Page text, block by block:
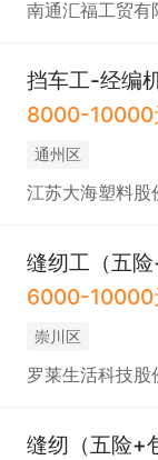
南通汇福工贸有
挡车工-经编
8000-10000
通州区
江苏大海塑料股
缝纫工（五险
6000-10000
崇川区
罗莱生活科技股
缝纫（五险+